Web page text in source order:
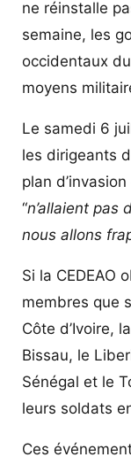
ne réinstalle
semaine, les
occidentaux
moyens
Le samedi 6
les dirigeants
plan
“n’allaient pas
nous allons
Si la CEDEAO
membres que
Côte d’Ivoire,
Bissau, le
Sénégal et le
leurs soldats
Ces